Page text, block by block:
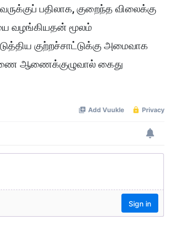
பதிலாக, குறைந்த விலைக்கு
வழங்கியதன் மூலம்
குற்றச்சாட்டுக்கு அமைவாக
ஆணைக்குழுவால் கைது